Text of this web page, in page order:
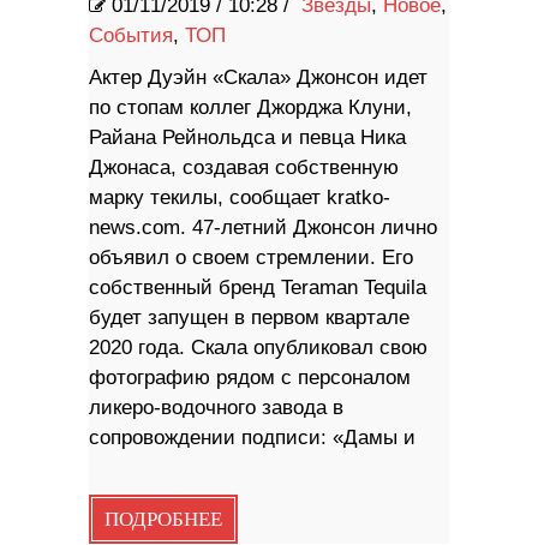
01/11/2019 / 10:28 / Звезды, Новое,
События, ТОП
Актер Дуэйн «Скала» Джонсон идет
по стопам коллег Джорджа Клуни,
Райана Рейнольдса и певца Ника
Джонаса, создавая собственную
марку текилы, сообщает kratko-
news.com. 47-летний Джонсон лично
объявил о своем стремлении. Его
собственный бренд Teraman Tequila
будет запущен в первом квартале
2020 года. Скала опубликовал свою
фотографию рядом с персоналом
ликеро-водочного завода в
сопровождении подписи: «Дамы и
ПОДРОБНЕЕ